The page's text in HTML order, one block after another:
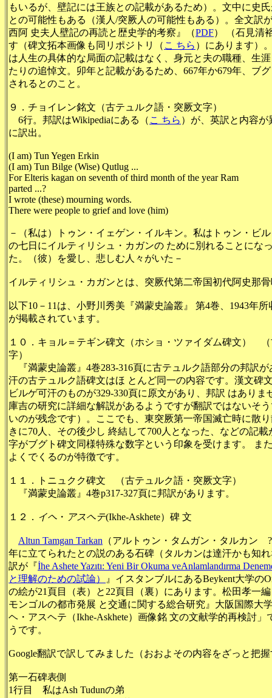
もいるが、壁記には王族との記載があるため）。文中に史
との可能性もある（漢人/突厥人の可能性もある）。全文訳
西阿 史夫人壁記の再読と歴史学的考察』（PDF） （石見清
す（碑文拓本画像も同リポジトリ（ こ ちら ）にあります）
は人生の具体的な局面の記載はなく、身元と夫の職種、生
たりの追悼文。卯年と記載があるため、667年か679年、ブ
されるとのこと。
９．チョイレン銘文（古テュルク語・突厥文字）
6行。邦訳はWikipediaにある（ こ ちら ）が、英訳と内容
に訳出。
(I am) Tun Yegen Erkin
(I am) Tun Bilge (Wise) Qutlug ...
For Elteris kagan on seventh of third month of the year Ram
parted ...?
I wrote (these) mourning words.
There were people to grief and love (him)
－（私は）トゥン・イェゲン・イルキン。私はトゥン・ビ
の七日にイルティリシュ・カガンの ために別れることにな
た。（彼）を愛し、悲しむ人々がいた－
イルティリシュ・カガンとは、突厥代第二帝国初代阿史那
以下10－11は、小野川秀美『満蒙史論叢』 第4巻、1943年
が掲載されています。
１０．キョル＝テギン碑文（ホショ・ツァイダム碑文）
字）
『満蒙史論叢』4巻283-316頁に古テュルク語部分の邦訳
汗の古テュルク語碑文はほ とんど同一の内容です。漢文碑
ビルゲ可汗のものが329-330頁に原文があり、邦訳 はあり
庫吉の研究に詳細な解説があるようですが翻訳ではないそ
いのが残念です）。ここでも、東突厥第一帝国滅亡時に散
きに70人、その後少し 終結して700人となった、などの記
字がブグト碑文同様特殊な数字という印象を受けます。 ま
よくでくるのが特徴です。
１１．トニュクク碑文 （古テュルク語・突厥文字）
『満蒙史論叢』4巻p317-327頁に邦訳があります。
１２． イヘ ・ アスヘテ(Ikhe-Askhete）碑 文
Altun Tamgan Tarkan （アルトゥン・タムガン・タルカン
年に立てられたとの説のある石碑（タルカンは達汗かも知
訳が『İhe Ashete Yazıtı: Yeni Bir Okuma veAnlamlandırma
と理解のための試論）
』イスタンブルにあるBeykent大学の
の絵が21頁目（表）と22頁目（裏）にあります。松田孝一
モンゴルの都市発展 と交通に関する総合研究』大阪国際大
ヘ・アスヘテ（Ikhe-Askhete）画像銘 文の文献学的再検討
うです。
Google翻訳で訳してみました（おおよその内容をざっと把
第一石碑表側
1行目 私はAsh Tudunの弟